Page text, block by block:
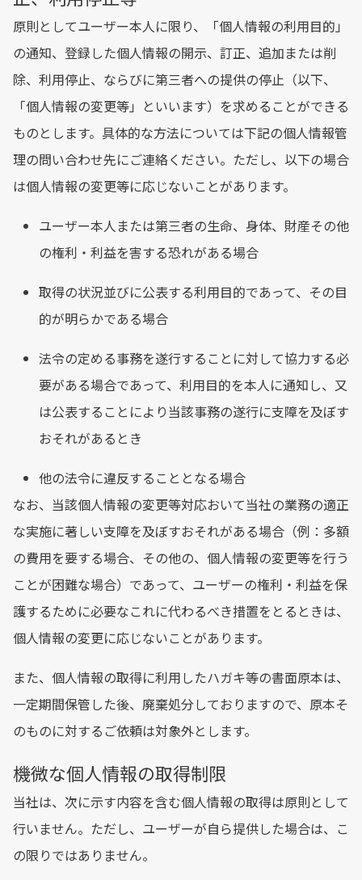
原則としてユーザー本人に限り、「個人情報の利用目的」
の通知、登録した個人情報の開示、訂正、追加または削
除、利用停止、ならびに第三者への提供の停止（以下、
「個人情報の変更等」といいます）を求めることができる
ものとします。具体的な方法については下記の個人情報管
理の問い合わせ先にご連絡ください。ただし、以下の場合
は個人情報の変更等に応じないことがあります。
ユーザー本人または第三者の生命、身体、財産その他
の権利・利益を害する恐れがある場合
取得の状況並びに公表する利用目的であって、その目
的が明らかである場合
法令の定める事務を遂行することに対して協力する必
要がある場合であって、利用目的を本人に通知し、又
は公表することにより当該事務の遂行に支障を及ぼす
おそれがあるとき
他の法令に違反することとなる場合
なお、当該個人情報の変更等対応おいて当社の業務の適正
な実施に著しい支障を及ぼすおそれがある場合（例：多額
の費用を要する場合、その他の、個人情報の変更等を行う
ことが困難な場合）であって、ユーザーの権利・利益を保
護するために必要なこれに代わるべき措置をとるときは、
個人情報の変更に応じないことがあります。
また、個人情報の取得に利用したハガキ等の書面原本は、
一定期間保管した後、廃棄処分しておりますので、原本そ
のものに対するご依頼は対象外とします。
機微な個人情報の取得制限
当社は、次に示す内容を含む個人情報の取得は原則として
行いません。ただし、ユーザーが自ら提供した場合は、こ
の限りではありません。